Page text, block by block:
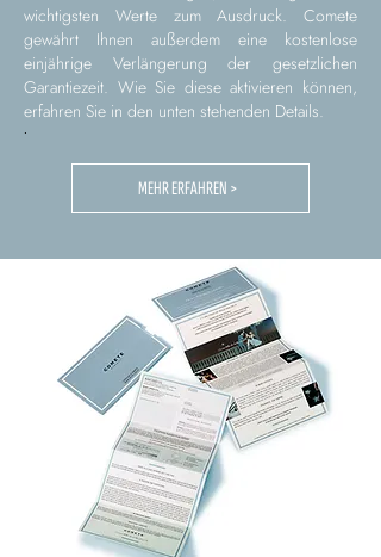
wichtigsten Werte zum Ausdruck. Comete
gewährt Ihnen außerdem eine kostenlose
einjährige Verlängerung der gesetzlichen
Garantiezeit. Wie Sie diese aktivieren können,
erfahren Sie in den unten stehenden Details.
MEHR ERFAHREN >